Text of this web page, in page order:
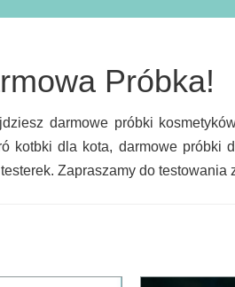
Próbka!
darmowe próbki
kotbki dla kota, darmowe próbki
Zapraszamy do testowania